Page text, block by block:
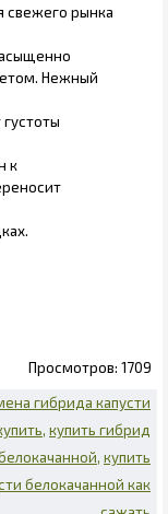
свежего рынка
Нежный
к
1709
гибрида капусти
купить гибрид
купить
белокачанной как